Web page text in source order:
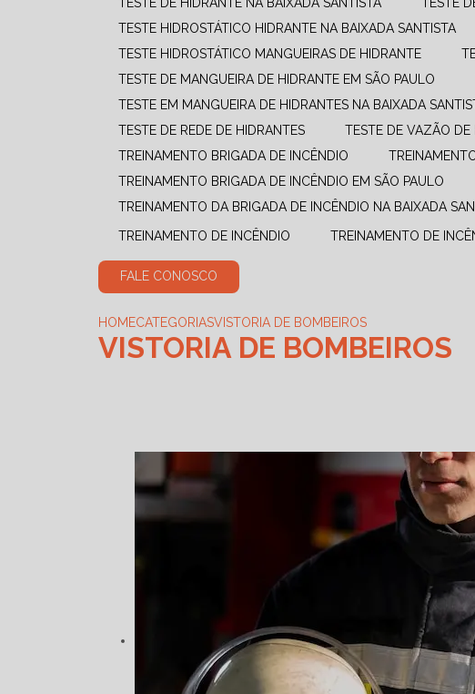
TESTE HIDROSTÁTICO HIDRANTE NA BAIXADA SANTISTA
TESTE HIDROSTÁTICO MANGUEIRAS DE HIDRANTE
TESTE DE MANGUEIRA DE HIDRANTE EM SÃO PAULO
TESTE EM MANGUEIRA DE HIDRANTES NA BAIXADA
TESTE DE REDE DE HIDRANTES
TESTE DE VAZÃO
TREINAMENTO BRIGADA DE INCÊNDIO
TREINAMENTO BRIGADA DE INCÊNDIO EM SÃO PAULO
TREINAMENTO DA BRIGADA DE INCÊNDIO NA BAIXADA
TREINAMENTO DE INCÊNDIO
TREINAMENTO DE
FALE CONOSCO
HOMECATEGORIASVISTORIA DE BOMBEIROS
VISTORIA DE BOMBEIROS